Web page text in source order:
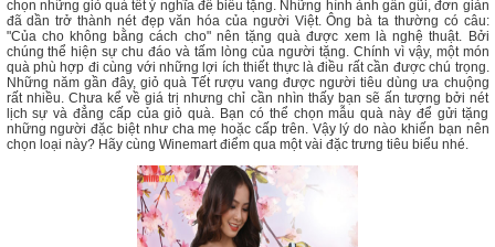
chọn những giỏ quà tết ý nghĩa để biếu tặng. Những hình ảnh gần gũi, đơn giản
đã dần trở thành nét đẹp văn hóa của người Việt. Ông bà ta thường có câu:
"Của cho không bằng cách cho" nên tặng quà được xem là nghệ thuật. Bởi
chúng thể hiện sự chu đáo và tấm lòng của người tặng. Chính vì vậy, một món
quà phù hợp đi cùng với những lợi ích thiết thực là điều rất cần được chú trọng.
Những năm gần đây, giỏ quà Tết rượu vang được người tiêu dùng ưa chuộng
rất nhiều. Chưa kể về giá trị nhưng chỉ cần nhìn thấy bạn sẽ ấn tượng bởi nét
lịch sự và đẳng cấp của giỏ quà. Bạn có thể chọn mẫu quà này để gửi tặng
những người đặc biệt như cha mẹ hoặc cấp trên. Vậy lý do nào khiến bạn nên
chọn loại này? Hãy cùng Winemart điểm qua một vài đặc trưng tiêu biểu nhé.